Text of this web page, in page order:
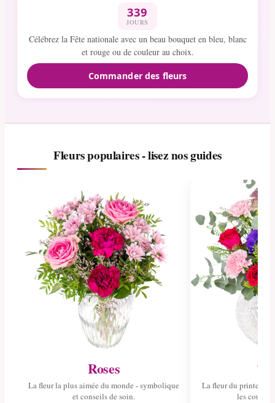
339
JOURS
Célébrez la Fête nationale avec un beau bouquet en bleu, blanc
et rouge ou de couleur au choix.
Commander des fleurs
Fleurs populaires - lisez nos guides
Roses
La fleur la plus aimée du monde - symbolique
et conseils de soin.
La fleur du
les